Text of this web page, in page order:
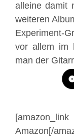
alleine damit
weiteren
Experiment-
vor allem im
man der
Amazon[/